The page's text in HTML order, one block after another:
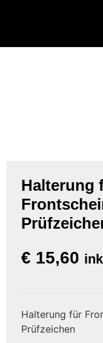
Halterung
€ 15,60
Halterung für
Prüfzeichen